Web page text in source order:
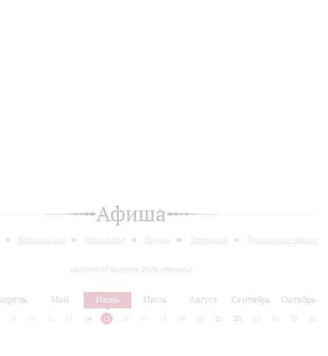
Афиша
Большой зал Малый зал Лекции Экскурсии Пушкинская карта
сегодня 07 августа 2026, пятница
Май Июнь Июль Август Сентябрь Октябрь
10 12 13 14 15 16 17 18 19 20 21 22 23 24 25 26